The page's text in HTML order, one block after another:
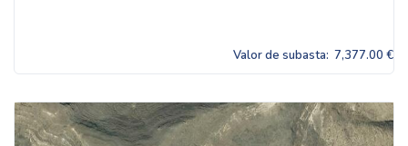
Valor de subasta: 7,377.00 €